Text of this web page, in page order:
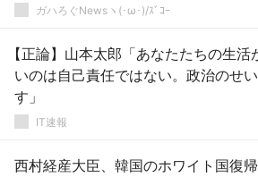
ガハろぐNewsヽ(･ω･)/ｽﾞｺｰ
【正論】山本太郎「あなたたちの生活
いのは自己責任ではない。政治のせ
す」
IT速報
西村経産大臣、韓国のホワイト国復